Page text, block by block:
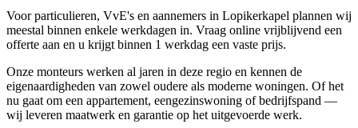
Voor particulieren, VvE's en aannemers in Lopikerkapel plannen wij
meestal binnen enkele werkdagen in. Vraag online vrijblijvend een
offerte aan en u krijgt binnen 1 werkdag een vaste prijs.
Onze monteurs werken al jaren in deze regio en kennen de
eigenaardigheden van zowel oudere als moderne woningen. Of het
nu gaat om een appartement, eengezinswoning of bedrijfspand —
wij leveren maatwerk en garantie op het uitgevoerde werk.